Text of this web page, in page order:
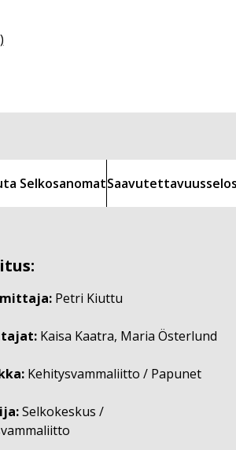
Selkosanomat
Petri Kiuttu
Kaisa Kaatra, Maria Österlund
Kehitysvammaliitto / Papunet
Selkokeskus /